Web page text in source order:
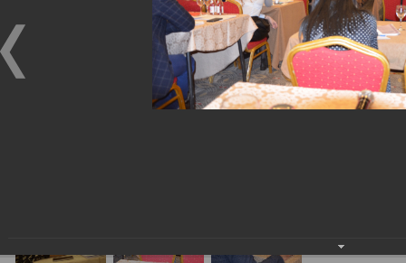
Семинар "Информационная система электронных
счетов-фактур"